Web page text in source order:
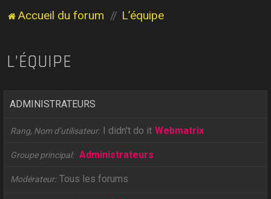
Accueil du forum L’équipe
L’ÉQUIPE
ADMINISTRATEURS
Rang, Nom d’utilisateur I didn't do it Webmatrix
Groupe principal Administrateurs
Modérateur Tous les forums